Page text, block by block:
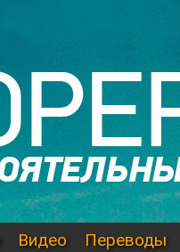
Видео Переводы